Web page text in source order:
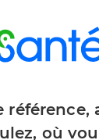
référence,
où